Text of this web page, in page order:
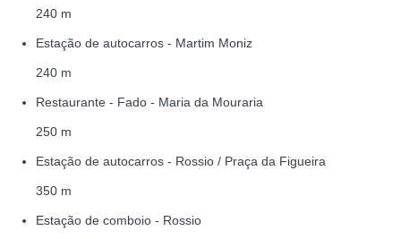
240 m
Estação de autocarros - Martim Moniz
240 m
Restaurante - Fado - Maria da Mouraria
250 m
Estação de autocarros - Rossio / Praça da Figueira
350 m
Estação de comboio - Rossio